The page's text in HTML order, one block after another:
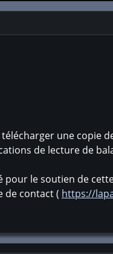
une copie
de lecture de
pour le soutien de
de contact ( https://